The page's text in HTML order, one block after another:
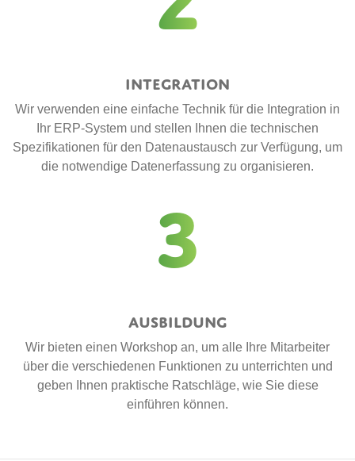
Integration
Wir verwenden eine einfache Technik für die Integration in
Ihr ERP-System und stellen Ihnen die technischen
Spezifikationen für den Datenaustausch zur Verfügung, um
die notwendige Datenerfassung zu organisieren.
3
Ausbildung
Wir bieten einen Workshop an, um alle Ihre Mitarbeiter
über die verschiedenen Funktionen zu unterrichten und
geben Ihnen praktische Ratschläge, wie Sie diese
einführen können.